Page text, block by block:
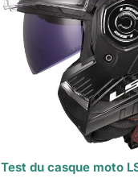
Test du casque moto